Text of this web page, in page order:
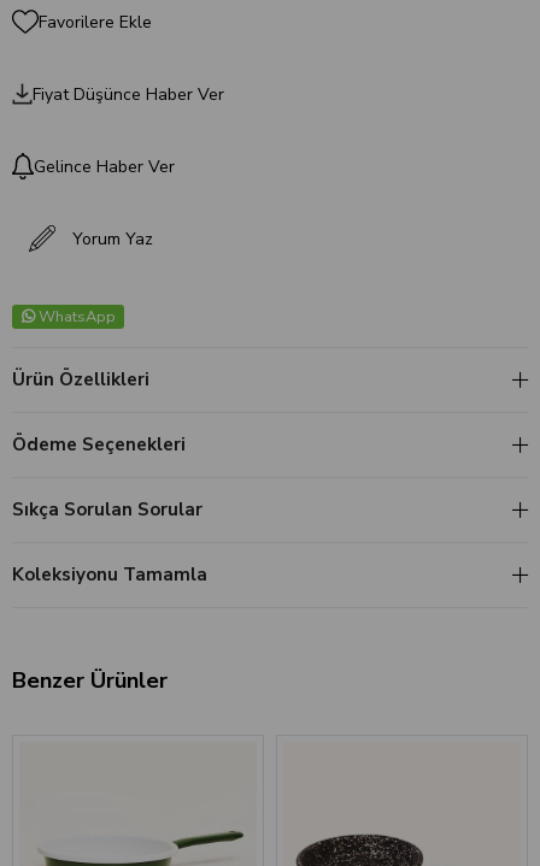
Favorilere Ekle
Fiyat Düşünce Haber Ver
Gelince Haber Ver
Yorum Yaz
WhatsApp
Ürün Özellikleri
Ödeme Seçenekleri
Sıkça Sorulan Sorular
Koleksiyonu Tamamla
Benzer Ürünler